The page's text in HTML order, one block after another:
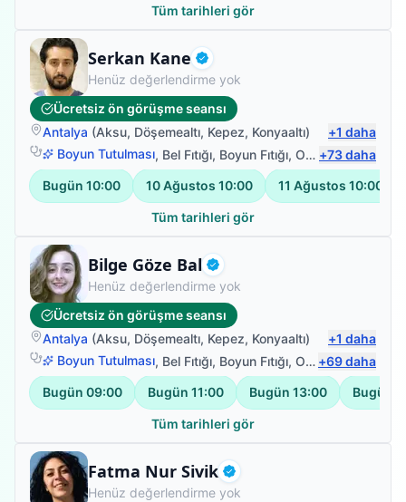
oğlum ondan başkasını istemiyor ve onunla çok
herzaman sağlığı açısından kazancı olmasını temenni
ediyorum...
Tüm tarihleri gör
Serkan Kane Doğrulanmış
Fizyoterapist
Henüz değerlendirme yok
Ücretsiz ön görüşme seansı
Antalya (Aksu, Döşemealtı, Kepez, Konyaaltı) +1 daha
Boyun Tutulması, Bel Fıtığı, Boyun Fıtığı, Omuz Bağ Yaralanması +73daha
Bugün 10:00 10 Ağustos 10:00 11 Ağustos 10:00
Tüm tarihleri gör
Bilge Göze Bal Doğrulanmış
Fizyoterapist
Henüz değerlendirme yok
Ücretsiz ön görüşme seansı
Antalya (Aksu, Döşemealtı, Kepez, Konyaaltı) +1 daha
Boyun Tutulması, Bel Fıtığı, Boyun Fıtığı, Omuz Bağ Yaralanması +69daha
Bugün 09:00 Bugün 11:00 Bugün 13:00 Bugün
Tüm tarihleri gör
Fatma Nur Sivik Doğrulanmış
Fizyoterapist
Henüz değerlendirme yok